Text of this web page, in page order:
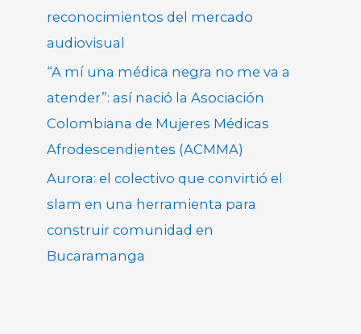
reconocimientos del mercado
audiovisual
“A mí una médica negra no me va a
atender”: así nació la Asociación
Colombiana de Mujeres Médicas
Afrodescendientes (ACMMA)
Aurora: el colectivo que convirtió el
slam en una herramienta para
construir comunidad en
Bucaramanga